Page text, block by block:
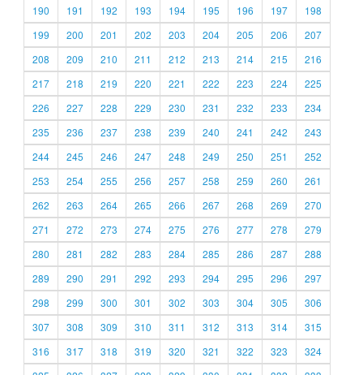
190
191 192 193 194 195 196 197
198
199
200 201 202 203 204 205 206
207
208
209 210 211 212 213 214 215
216
217
218 219 220 221 222 223 224
225
226
227 228 229 230 231 232 233
234
235
236 237 238 239 240 241 242
243
244
245 246 247 248 249 250 251
252
253
254 255 256 257 258 259 260
261
262
263 264 265 266 267 268 269
270
271
272 273 274 275 276 277 278
279
280
281 282 283 284 285 286 287
288
289
290 291 292 293 294 295 296
297
298
299 300 301 302 303 304 305
306
307
308 309 310 311 312 313 314
315
316
317 318 319 320 321 322 323
324